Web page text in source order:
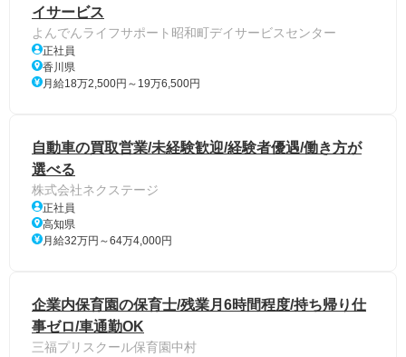
イサービス
よんでんライフサポート昭和町デイサービスセンター
正社員
香川県
月給18万2,500円～19万6,500円
自動車の買取営業/未経験歓迎/経験者優遇/働き方が
選べる
株式会社ネクステージ
正社員
高知県
月給32万円～64万4,000円
企業内保育園の保育士/残業月6時間程度/持ち帰り仕
事ゼロ/車通勤OK
三福プリスクール保育園中村